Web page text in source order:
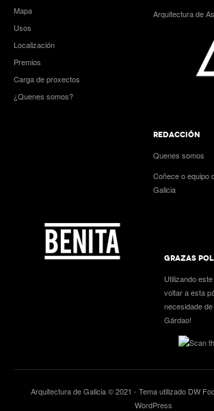
Mapa
Usos
Localización
Premios
Carga de proxectos
¿Quenes somos?
Arquitectura de
REDACCIÓN
Quenes somos
Coñece o equipo
Galicia
GRAZAS
Utilizando
voltar a esta
necesidade
Gárdao!
Arquitectura de Galicia © 2021 - Tema utilizado DW
WordPress